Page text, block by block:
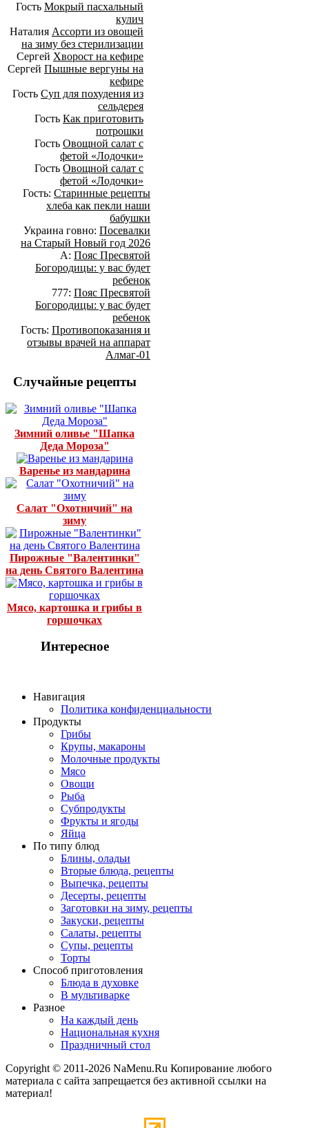
Гость Мокрый пасхальный
кулич
Наталия Ассорти из овощей
на зиму без стерилизации
Сергей Хворост на кефире
Сергей Пышные вергуны на
кефире
Гость Суп для похудения из
сельдерея
Гость Как приготовить
потрошки
Гость Овощной салат с
фетой «Лодочки»
Гость Овощной салат с
фетой «Лодочки»
Гость: Старинные рецепты
хлеба как пекли наши
бабушки
Украина говно: Посевалки
на Старый Новый год 2026
А: Пояс Пресвятой
Богородицы: у вас будет
ребенок
777: Пояс Пресвятой
Богородицы: у вас будет
ребенок
Гость: Противопоказания и
отзывы врачей на аппарат
Алмаг-01
Случайные рецепты
Зимний оливье "Шапка
Деда Мороза"
Варенье из мандарина
Салат "Охотничий" на
зиму
Пирожные "Валентинки"
на день Святого Валентина
Мясо, картошка и грибы в
горшочках
Интересное
Навигация
Политика конфиденциальности
Продукты
Грибы
Крупы, макароны
Молочные продукты
Мясо
Овощи
Рыба
Субпродукты
Фрукты и ягоды
Яйца
По типу блюд
Блины, оладьи
Вторые блюда, рецепты
Выпечка, рецепты
Десерты, рецепты
Заготовки на зиму, рецепты
Закуски, рецепты
Салаты, рецепты
Супы, рецепты
Торты
Способ приготовления
Блюда в духовке
В мультиварке
Разное
На каждый день
Национальная кухня
Праздничный стол
Copyright © 2011-2026 NaMenu.Ru Копирование любого
материала с сайта запрещается без активной ссылки на
материал!